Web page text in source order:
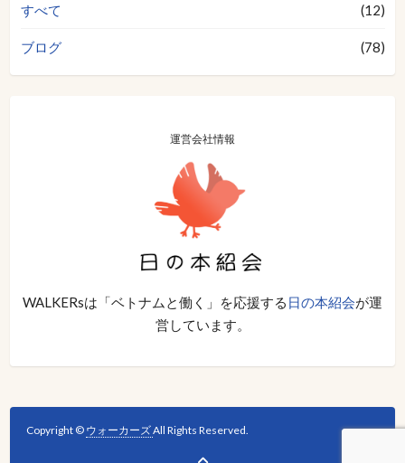
すべて (12)
ブログ (78)
運営会社情報
WALKERsは「ベトナムと働く」を応援する 日の本紹会が運
営しています。
Copyright © ウォーカーズAll Rights Reserved.